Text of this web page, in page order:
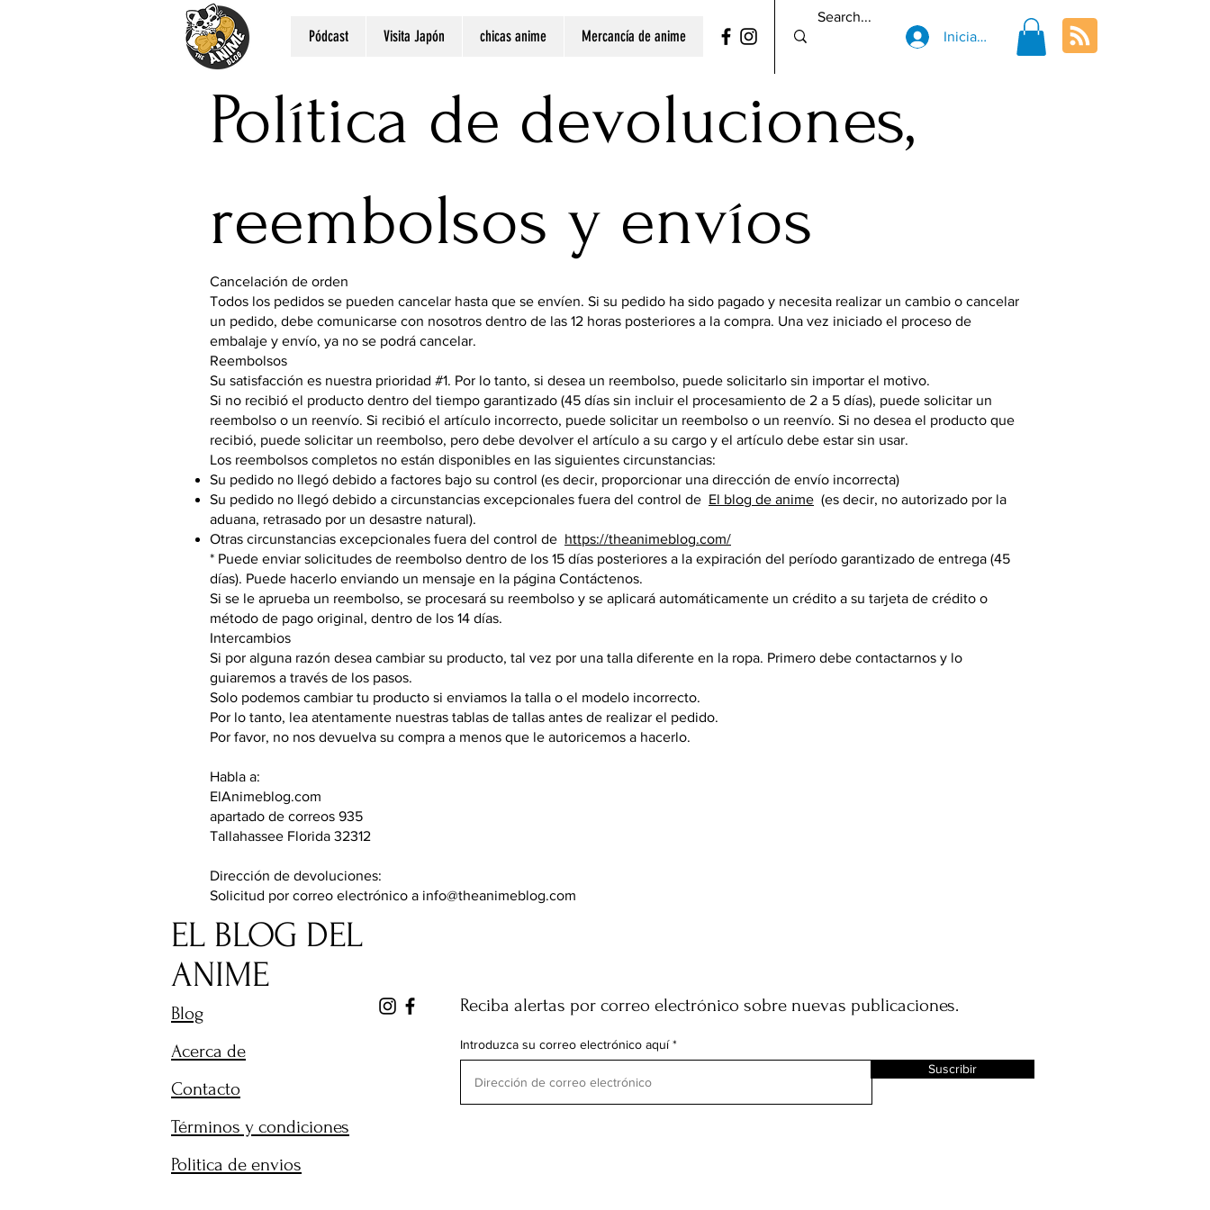
Pódcast Visita Japón chicas anime Mercancía de anime Iniciar sesión
Política de devoluciones,
reembolsos y envíos
Cancelación de orden
Todos los pedidos se pueden cancelar hasta que se envíen. Si su pedido ha sido pagado y necesita realizar un cambio o cancelar
un pedido, debe comunicarse con nosotros dentro de las 12 horas posteriores a la compra. Una vez iniciado el proceso de
embalaje y envío, ya no se podrá cancelar.
Reembolsos
Su satisfacción es nuestra prioridad #1. Por lo tanto, si desea un reembolso, puede solicitarlo sin importar el motivo.
Si no recibió el producto dentro del tiempo garantizado (45 días sin incluir el procesamiento de 2 a 5 días), puede solicitar un
reembolso o un reenvío. Si recibió el artículo incorrecto, puede solicitar un reembolso o un reenvío. Si no desea el producto que
recibió, puede solicitar un reembolso, pero debe devolver el artículo a su cargo y el artículo debe estar sin usar.
Los reembolsos completos no están disponibles en las siguientes circunstancias:
Su pedido no llegó debido a factores bajo su control (es decir, proporcionar una dirección de envío incorrecta)
Su pedido no llegó debido a circunstancias excepcionales fuera del control de El blog de anime (es decir, no autorizado por la
aduana, retrasado por un desastre natural).
Otras circunstancias excepcionales fuera del control de https://theanimeblog.com/
* Puede enviar solicitudes de reembolso dentro de los 15 días posteriores a la expiración del período garantizado de entrega (45
días). Puede hacerlo enviando un mensaje en la página Contáctenos.
Si se le aprueba un reembolso, se procesará su reembolso y se aplicará automáticamente un crédito a su tarjeta de crédito o
método de pago original, dentro de los 14 días.
Intercambios
Si por alguna razón desea cambiar su producto, tal vez por una talla diferente en la ropa. Primero debe contactarnos y lo
guiaremos a través de los pasos.
Solo podemos cambiar tu producto si enviamos la talla o el modelo incorrecto.
Por lo tanto, lea atentamente nuestras tablas de tallas antes de realizar el pedido.
Por favor, no nos devuelva su compra a menos que le autoricemos a hacerlo.
Habla a:
ElAnimeblog.com
apartado de correos 935
Tallahassee Florida 32312
Dirección de devoluciones:
Solicitud por correo electrónico a info@theanimeblog.com
EL BLOG DEL
ANIME
Blog
Acerca de
Contacto
Términos y condiciones
Politica de envios
Reciba alertas por correo electrónico sobre nuevas publicaciones.
Introduzca su correo electrónico aquí
Suscribir